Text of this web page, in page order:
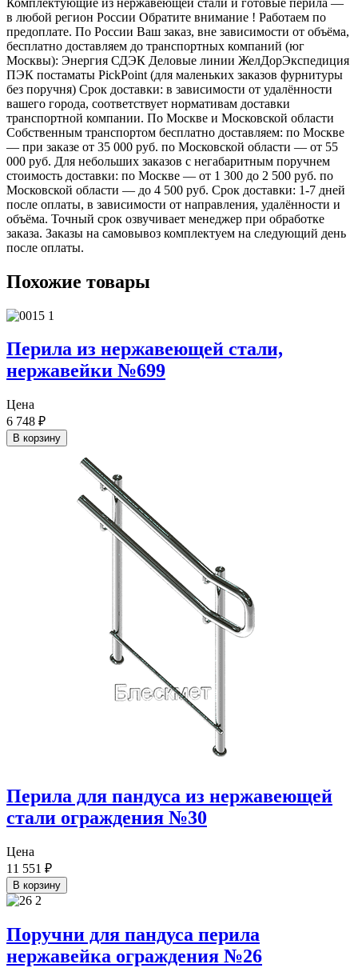
в любой регион России Обратите внимание ! Работаем по
предоплате. По России Ваш заказ, вне зависимости от объёма,
бесплатно доставляем до транспортных компаний (юг
Москвы): Энергия СДЭК Деловые линии ЖелДорЭкспедиция
ПЭК постаматы PickPoint (для маленьких заказов фурнитуры
без поручня) Срок доставки: в зависимости от удалённости
вашего города, соответствует нормативам доставки
транспортной компании. По Москве и Московской области
Собственным транспортом бесплатно доставляем: по Москве
— при заказе от 35 000 руб. по Московской области — от 55
000 руб. Для небольших заказов с негабаритным поручнем
стоимость доставки: по Москве — от 1 300 до 2 500 руб. по
Московской области — до 4 500 руб. Срок доставки: 1-7 дней
после оплаты, в зависимости от направления, удалённости и
объёма. Точный срок озвучивает менеджер при обработке
заказа. Заказы на самовывоз комплектуем на следующий день
после оплаты.
Похожие товары
Перила из нержавеющей стали,
нержавейки №699
Цена
6 748 ₽
В корзину
Перила для пандуса из нержавеющей
стали ограждения №30
Цена
11 551 ₽
В корзину
Поручни для пандуса перила
нержавейка ограждения №26